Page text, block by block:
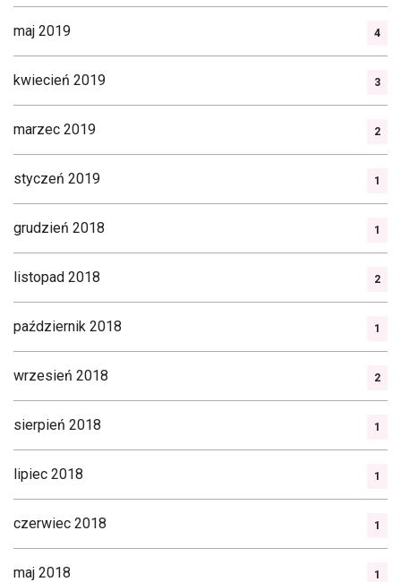
maj 2019 4
kwiecień 2019 3
marzec 2019 2
styczeń 2019 1
grudzień 2018 1
listopad 2018 2
październik 2018 1
wrzesień 2018 2
sierpień 2018 1
lipiec 2018 1
czerwiec 2018 1
maj 2018 1